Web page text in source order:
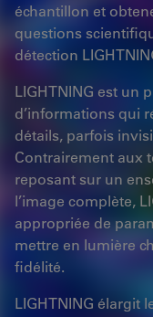
échantillon et
questions
détection
LIGHTNING est un
d’informations qui
détails, parfois
Contrairement aux
reposant sur un
l’image complète,
appropriée de
mettre en lumière
fidélité.
LIGHTNING élargit